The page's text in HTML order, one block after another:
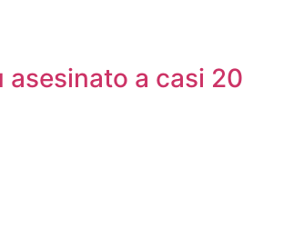
a casi 20